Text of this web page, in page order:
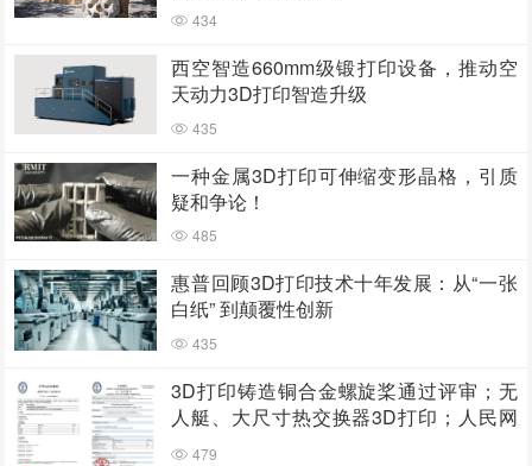
434
西空智造660mm级锻打印设备，推动空
天动力3D打印智造升级
435
一种金属3D打印可伸缩变形晶格，引质
疑和争论！
485
惠普回顾3D打印技术十年发展：从“一张
白纸” 到颠覆性创新
435
3D打印铸造铜合金螺旋桨通过评审；无
人艇、大尺寸热交换器3D打印；人民网
报道两家3D打印企业
479